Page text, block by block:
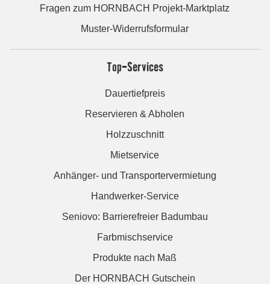
Fragen zum HORNBACH Projekt-Marktplatz
Muster-Widerrufsformular
Top-Services
Dauertiefpreis
Reservieren & Abholen
Holzzuschnitt
Mietservice
Anhänger- und Transportervermietung
Handwerker-Service
Seniovo: Barrierefreier Badumbau
Farbmischservice
Produkte nach Maß
Der HORNBACH Gutschein